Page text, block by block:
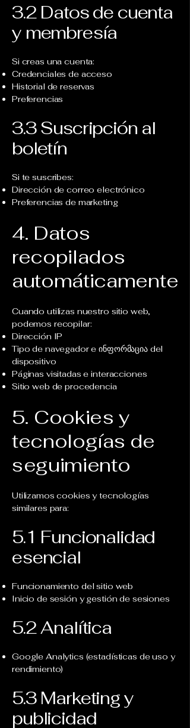
3.2 Datos de cuenta
y membresía
Si creas una cuenta:
Credenciales de acceso
Historial de reservas
Preferencias
3.3 Suscripción al
boletín
Si te suscribes:
Dirección de correo electrónico
Preferencias de marketing
4. Datos
recopilados
automáticamente
Cuando utilizas nuestro sitio web,
podemos recopilar:
Dirección IP
Tipo de navegador e ინფორმაცია del
dispositivo
Páginas visitadas e interacciones
Sitio web de procedencia
5. Cookies y
tecnologías de
seguimiento
Utilizamos cookies y tecnologías
similares para:
5.1 Funcionalidad
esencial
Funcionamiento del sitio web
Inicio de sesión y gestión de sesiones
5.2 Analítica
Google Analytics (estadísticas de uso y
rendimiento)
5.3 Marketing y
publicidad